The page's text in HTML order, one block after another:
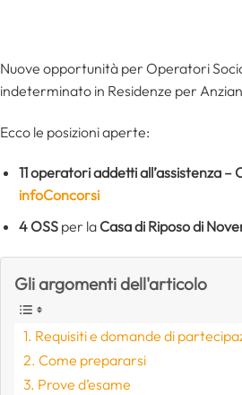
Nuove opportunità per Operatori
indeterminato in Residenze per
Ecco le posizioni aperte:
11 operatori addetti all’assistenza –
infoConcorsi
4OSSper la Casa di Riposo di
Gli argomenti dell'articolo
Requisiti e domande di
Come prepararsi
Prove d’esame